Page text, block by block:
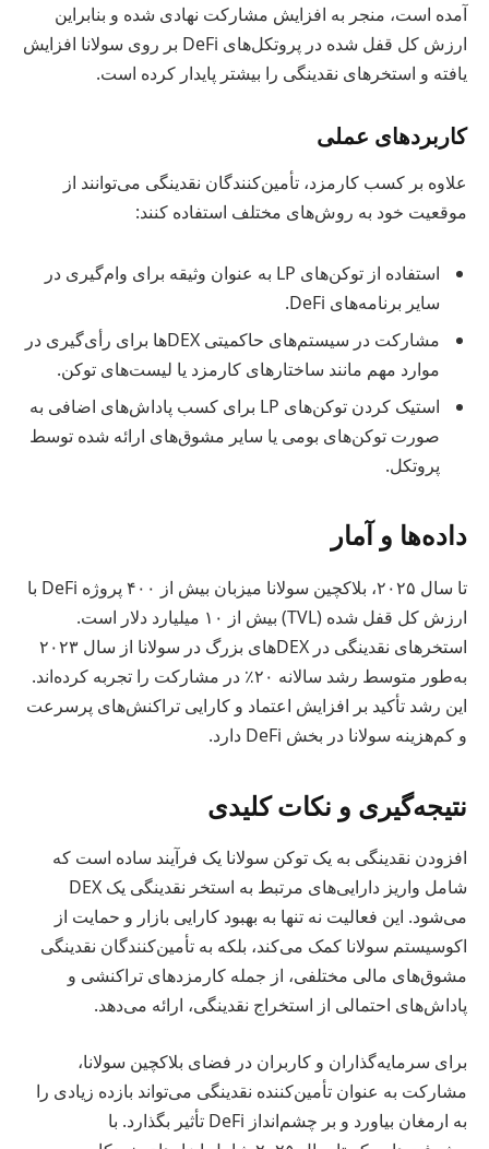
آمده است، منجر به افزایش مشارکت نهادی شده و بنابراین
ارزش کل قفل شده در پروتکل‌های DeFi بر روی سولانا افزایش
یافته و استخرهای نقدینگی را بیشتر پایدار کرده است.
کاربردهای عملی
علاوه بر کسب کارمزد، تأمین‌کنندگان نقدینگی می‌توانند از
موقعیت خود به روش‌های مختلف استفاده کنند:
استفاده از توکن‌های LP به عنوان وثیقه برای وام‌گیری در
سایر برنامه‌های DeFi.
مشارکت در سیستم‌های حاکمیتی DEXها برای رأی‌گیری در
موارد مهم مانند ساختارهای کارمزد یا لیست‌های توکن.
استیک کردن توکن‌های LP برای کسب پاداش‌های اضافی به
صورت توکن‌های بومی یا سایر مشوق‌های ارائه شده توسط
پروتکل.
داده‌ها و آمار
تا سال ۲۰۲۵، بلاکچین سولانا میزبان بیش از ۴۰۰ پروژه DeFi با
ارزش کل قفل شده (TVL) بیش از ۱۰ میلیارد دلار است.
استخرهای نقدینگی در DEXهای بزرگ در سولانا از سال ۲۰۲۳
به‌طور متوسط رشد سالانه ۲۰٪ در مشارکت را تجربه کرده‌اند.
این رشد تأکید بر افزایش اعتماد و کارایی تراکنش‌های پرسرعت
و کم‌هزینه سولانا در بخش DeFi دارد.
نتیجه‌گیری و نکات کلیدی
افزودن نقدینگی به یک توکن سولانا یک فرآیند ساده است که
شامل واریز دارایی‌های مرتبط به استخر نقدینگی یک DEX
می‌شود. این فعالیت نه تنها به بهبود کارایی بازار و حمایت از
اکوسیستم سولانا کمک می‌کند، بلکه به تأمین‌کنندگان نقدینگی
مشوق‌های مالی مختلفی، از جمله کارمزدهای تراکنشی و
پاداش‌های احتمالی از استخراج نقدینگی، ارائه می‌دهد.
برای سرمایه‌گذاران و کاربران در فضای بلاکچین سولانا،
مشارکت به عنوان تأمین‌کننده نقدینگی می‌تواند بازده زیادی را
به ارمغان بیاورد و بر چشم‌انداز DeFi تأثیر بگذارد. با